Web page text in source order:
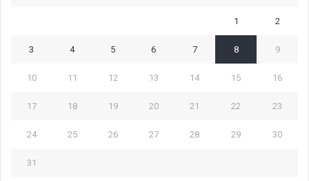
1 2
3 4 5 6 7 8 9
10 11 12 13 14 15 16
17 18 19 20 21 22 23
24 25 26 27 28 29 30
31